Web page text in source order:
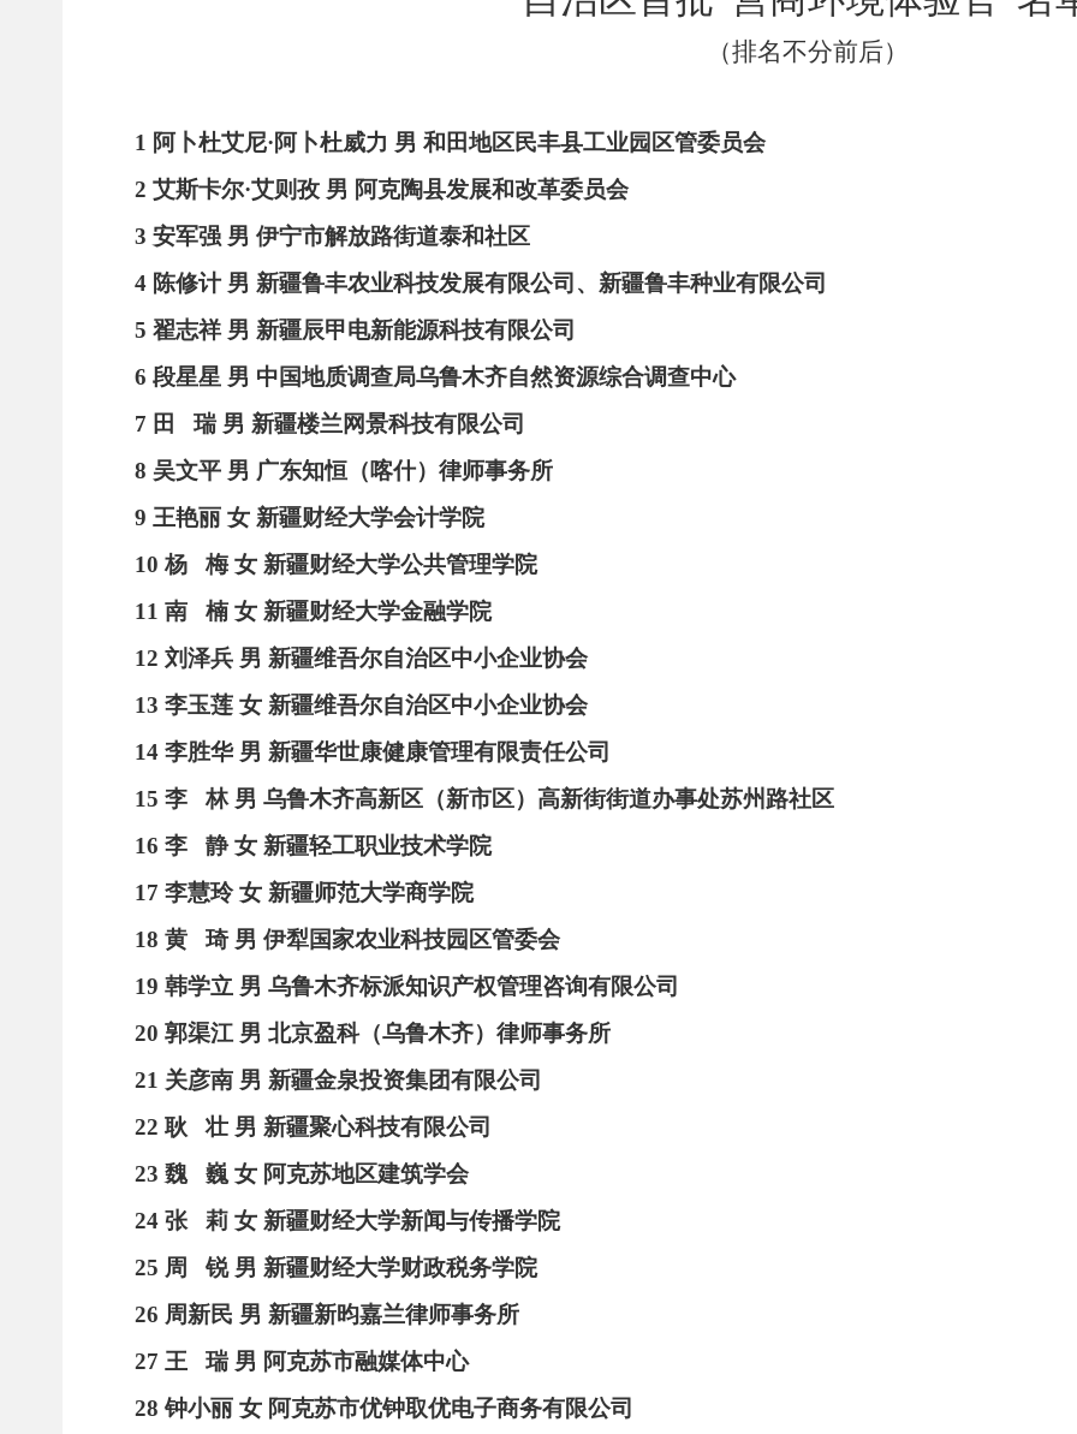
（排名不分前后）
1 阿卜杜艾尼·阿卜杜威力 男 和田地区民丰县工业园区管委员会
2 艾斯卡尔·艾则孜 男 阿克陶县发展和改革委员会
3 安军强 男 伊宁市解放路街道泰和社区
4 陈修计 男 新疆鲁丰农业科技发展有限公司 、 新疆鲁丰种业有限公司
5 翟志祥 男 新疆辰甲电新能源科技有限公司
6 段星星 男 中国地质调查局乌鲁木齐自然资源综合调查中心
7 田 瑞 男 新疆楼兰网景科技有限公司
8 吴文平 男 广东知恒（喀什）律师事务所
9 王艳丽 女 新疆财经大学会计学院
10 杨 梅 女 新疆财经大学公共管理学院
11 南 楠 女 新疆财经大学金融学院
12 刘泽兵 男 新疆维吾尔自治区中小企业协会
13 李玉莲 女 新疆维吾尔自治区中小企业协会
14 李胜华 男 新疆华世康健康管理有限责任公司
15 李 林 男 乌鲁木齐高新区（新市区）高新街街道办事处苏州路社区
16 李 静 女 新疆轻工职业技术学院
17 李慧玲 女 新疆师范大学商学院
18 黄 琦 男 伊犁国家农业科技园区管委会
19 韩学立 男 乌鲁木齐标派知识产权管理咨询有限公司
20 郭渠江 男 北京盈科（乌鲁木齐）律师事务所
21 关彦南 男 新疆金泉投资集团有限公司
22 耿 壮 男 新疆聚心科技有限公司
23 魏 巍 女 阿克苏地区建筑学会
24 张 莉 女 新疆财经大学新闻与传播学院
25 周 锐 男 新疆财经大学财政税务学院
26 周新民 男 新疆新昀嘉兰律师事务所
27 王 瑞 男 阿克苏市融媒体中心
28 钟小丽 女 阿克苏市优钟取优电子商务有限公司